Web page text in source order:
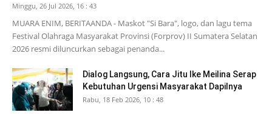
Minggu, 26 Jul 2026, 16 : 43
MUARA ENIM, BERITAANDA - Maskot "Si Bara", logo, dan lagu tema
Festival Olahraga Masyarakat Provinsi (Forprov) II Sumatera Selatan
2026 resmi diluncurkan sebagai penanda...
Dialog Langsung, Cara Jitu Ike Meilina Serap
Kebutuhan Urgensi Masyarakat Dapilnya
Rabu, 18 Feb 2026, 10 : 48